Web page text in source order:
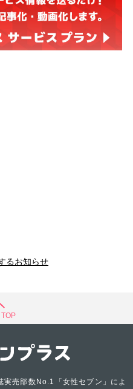
るお知らせ
TOP
実売部数No.1「女性セブン」によ